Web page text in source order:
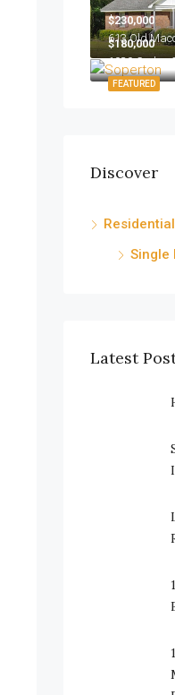
$230,000
FEATURED
$180,000
1939 Cedar
Discover
Residential
Single
Latest